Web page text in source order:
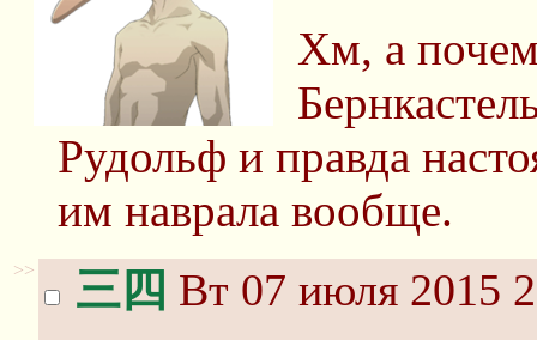
Хм, а
Рудольф и правда
им наврала вообще.
>> 三四 Вт 07 июля 2015